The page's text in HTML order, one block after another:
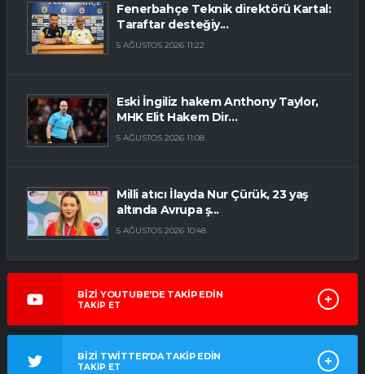
Fenerbahçe Teknik direktörü Kartal:
Taraftar desteğiy...
5 AĞUSTOS 2026 11:22
Eski İngiliz hakem Anthony Taylor,
MHK Elit Hakem Dir...
5 AĞUSTOS 2026 11:08
Milli atıcı İlayda Nur Çürük, 23 yaş
altında Avrupa ş...
5 AĞUSTOS 2026 10:48
BİZİ YOUTUBE'DE TAKİP EDİN
TAKİP ET
BİZİ TWİTTER'DA TAKİP EDİN
TAKİP ET